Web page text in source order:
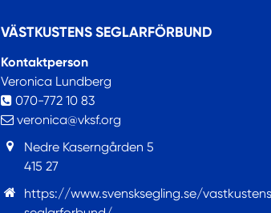
VÄSTKUSTENS SEGLARFÖRBUND
Kontaktperson
Veronica Lundberg
070-772 10 83
veronica@vksf.org
Nedre Kaserngården 5
415 27
https://www.svensksegling.se/